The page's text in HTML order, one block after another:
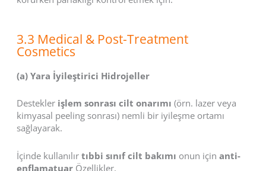
3.3 Medical & Post-Treatment
Cosmetics
(a) Yara İyileştirici Hidrojeller
Destekler işlem sonrası cilt onarımı (örn. lazer veya
kimyasal peeling sonrası) nemli bir iyileşme ortamı
sağlayarak.
İçinde kullanılır tıbbi sınıf cilt bakımı onun için anti-
enflamatuarÖzellikler.